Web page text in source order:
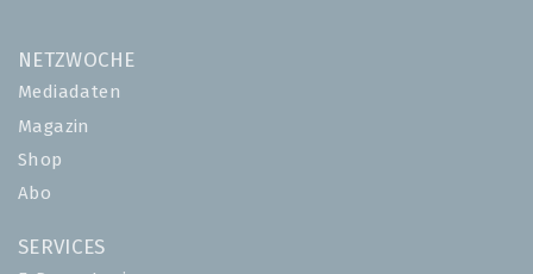
NETZWOCHE
Mediadaten
Magazin
Shop
Abo
SERVICES